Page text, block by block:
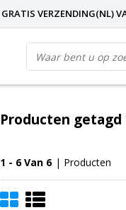
GRATIS VERZENDING(NL)
Producten
1 - 6 Van 6 | Producten